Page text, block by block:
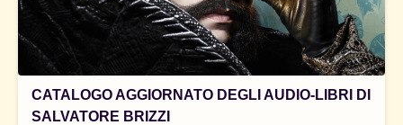
CATALOGO AGGIORNATO DEGLI AUDIO-LIBRI DI
SALVATORE BRIZZI